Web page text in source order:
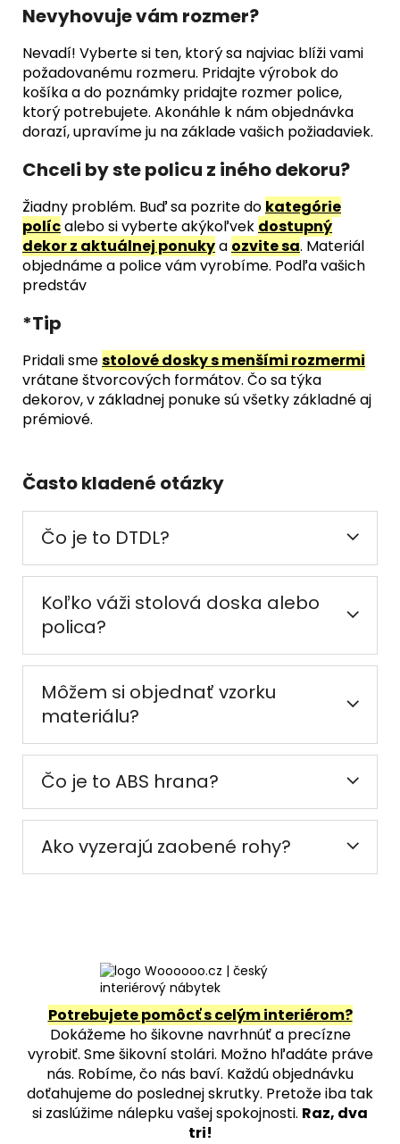
Nevyhovuje vám rozmer?
Nevadí! Vyberte si ten, ktorý sa najviac blíži vami
požadovanému rozmeru. Pridajte výrobok do
košíka a do poznámky pridajte rozmer police,
ktorý potrebujete. Akonáhle k nám objednávka
dorazí, upravíme ju na základe vašich požiadaviek.
Chceli by ste policu z iného dekoru?
Žiadny problém. Buď sa pozrite do kategórie
polícalebo si vyberte akýkoľvek dostupný
dekor z aktuálnej ponukya ozvite sa. Materiál
objednáme a police vám vyrobíme. Podľa vašich
predstáv
*Tip
Pridali smestolové dosky s menšími rozmermi
vrátane štvorcových formátov. Čo sa týka
dekorov, v základnej ponuke sú všetky základné aj
prémiové.
Často kladené otázky
Čo je to DTDL?
Koľko váži stolová doska alebo
polica?
Môžem si objednať vzorku
materiálu?
Čo je to ABS hrana?
Ako vyzerajú zaobené rohy?
Potrebujete pomôcť s celým interiérom?
Dokážeme ho šikovne navrhnúť a precízne
vyrobiť. Sme šikovní stolári. Možno hľadáte práve
nás. Robíme, čo nás baví. Každú objednávku
doťahujeme do poslednej skrutky. Pretože iba tak
si zaslúžime nálepku vašej spokojnosti. Raz, dva
tri!